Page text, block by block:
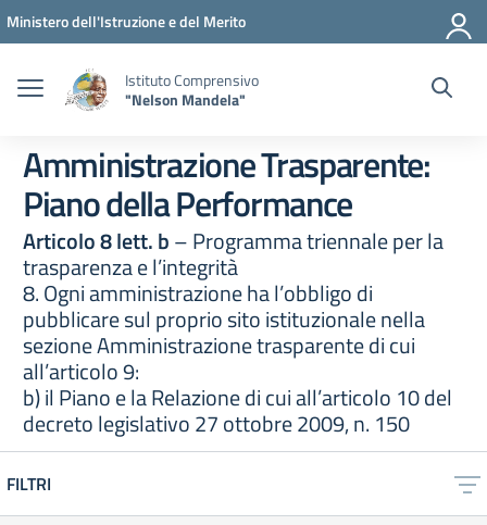
Vai ai contenuti
Vai al menu di navigazione
Vai al footer
Ministero dell'Istruzione e del Merito
Istituto Comprensivo
"Nelson Mandela"
Amministrazione Trasparente:
Piano della Performance
Articolo 8 lett. b– Programma triennale per la
trasparenza e l’integrità
8. Ogni amministrazione ha l’obbligo di
pubblicare sul proprio sito istituzionale nella
sezione Amministrazione trasparente di cui
all’articolo 9:
b) il Piano e la Relazione di cui all’articolo 10 del
decreto legislativo 27 ottobre 2009, n. 150
FILTRI